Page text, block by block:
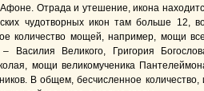
Отрада и утешение, икона
чудотворных икон там больше 12,
количество мощей, например, мощи
Василия Великого, Григория
мощи великомученика
В общем, бесчисленное количество,